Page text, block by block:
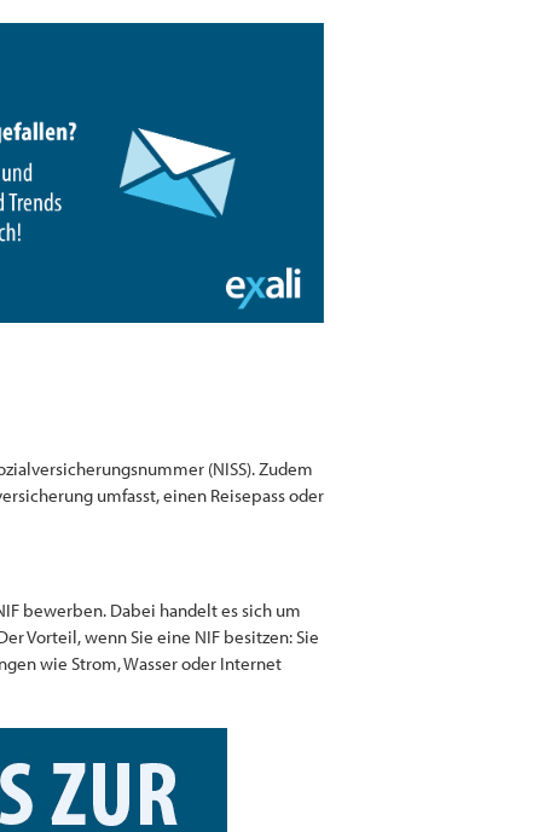
(NISS). Zudem
umfasst, einen Reisepass oder
bewerben. Dabei handelt es sich um
Vorteil, wenn Sie eine NIF besitzen: Sie
wie Strom, Wasser oder Internet